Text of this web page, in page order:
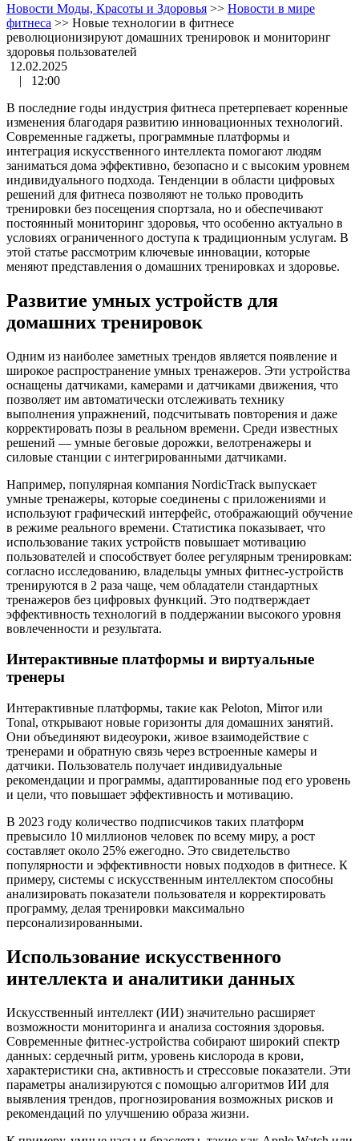
Новости Моды, Красоты и Здоровья >> Новости в мире
фитнеса >> Новые технологии в фитнесе
революционизируют домашних тренировок и мониторинг
здоровья пользователей
12.02.2025
|
12:00
В последние годы индустрия фитнеса претерпевает коренные
изменения благодаря развитию инновационных технологий.
Современные гаджеты, программные платформы и
интеграция искусственного интеллекта помогают людям
заниматься дома эффективно, безопасно и с высоким уровнем
индивидуального подхода. Тенденции в области цифровых
решений для фитнеса позволяют не только проводить
тренировки без посещения спортзала, но и обеспечивают
постоянный мониторинг здоровья, что особенно актуально в
условиях ограниченного доступа к традиционным услугам. В
этой статье рассмотрим ключевые инновации, которые
меняют представления о домашних тренировках и здоровье.
Развитие умных устройств для
домашних тренировок
Одним из наиболее заметных трендов является появление и
широкое распространение умных тренажеров. Эти устройства
оснащены датчиками, камерами и датчиками движения, что
позволяет им автоматически отслеживать технику
выполнения упражнений, подсчитывать повторения и даже
корректировать позы в реальном времени. Среди известных
решений — умные беговые дорожки, велотренажеры и
силовые станции с интегрированными датчиками.
Например, популярная компания NordicTrack выпускает
умные тренажеры, которые соединены с приложениями и
используют графический интерфейс, отображающий обучение
в режиме реального времени. Статистика показывает, что
использование таких устройств повышает мотивацию
пользователей и способствует более регулярным тренировкам:
согласно исследованию, владельцы умных фитнес-устройств
тренируются в 2 раза чаще, чем обладатели стандартных
тренажеров без цифровых функций. Это подтверждает
эффективность технологий в поддержании высокого уровня
вовлеченности и результата.
Интерактивные платформы и виртуальные
тренеры
Интерактивные платформы, такие как Peloton, Mirror или
Tonal, открывают новые горизонты для домашних занятий.
Они объединяют видеоуроки, живое взаимодействие с
тренерами и обратную связь через встроенные камеры и
датчики. Пользователь получает индивидуальные
рекомендации и программы, адаптированные под его уровень
и цели, что повышает эффективность и мотивацию.
В 2023 году количество подписчиков таких платформ
превысило 10 миллионов человек по всему миру, а рост
составляет около 25% ежегодно. Это свидетельство
популярности и эффективности новых подходов в фитнесе. К
примеру, системы с искусственным интеллектом способны
анализировать показатели пользователя и корректировать
программу, делая тренировки максимально
персонализированными.
Использование искусственного
интеллекта и аналитики данных
Искусственный интеллект (ИИ) значительно расширяет
возможности мониторинга и анализа состояния здоровья.
Современные фитнес-устройства собирают широкий спектр
данных: сердечный ритм, уровень кислорода в крови,
характеристики сна, активность и стрессовые показатели. Эти
параметры анализируются с помощью алгоритмов ИИ для
выявления трендов, прогнозирования возможных рисков и
рекомендаций по улучшению образа жизни.